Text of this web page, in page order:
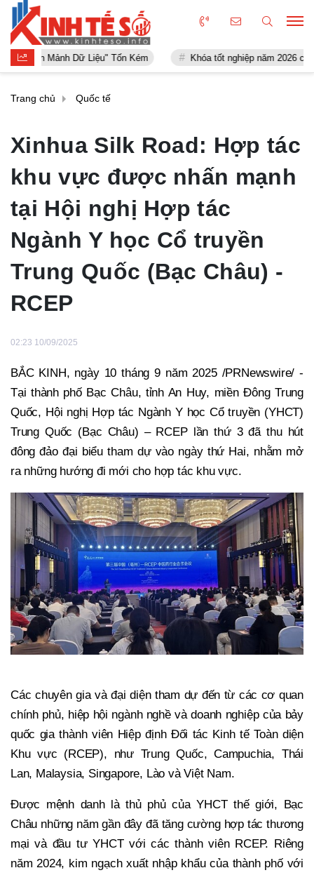
Dữ Liệu" Tốn Kém Khóa tốt nghiệp năm 2026 của ISHCMC
Trang chủ Quốc tế
Xinhua Silk Road: Hợp tác
khu vực được nhấn mạnh
tại Hội nghị Hợp tác
Ngành Y học Cổ truyền
Trung Quốc (Bạc Châu) -
RCEP
02:23 10/09/2025
BẮC KINH, ngày 10 tháng 9 năm 2025 /PRNewswire/ -
Tại thành phố Bạc Châu, tỉnh An Huy, miền Đông Trung
Quốc, Hội nghị Hợp tác Ngành Y học Cổ truyền (YHCT)
Trung Quốc (Bạc Châu) – RCEP lần thứ 3 đã thu hút
đông đảo đại biểu tham dự vào ngày thứ Hai, nhằm mở
ra những hướng đi mới cho hợp tác khu vực.
Các chuyên gia và đại diện tham dự đến từ các cơ quan
chính phủ, hiệp hội ngành nghề và doanh nghiệp của bảy
quốc gia thành viên Hiệp định Đối tác Kinh tế Toàn diện
Khu vực (RCEP), như Trung Quốc, Campuchia, Thái
Lan, Malaysia, Singapore, Lào và Việt Nam.
Được mệnh danh là thủ phủ của YHCT thế giới, Bạc
Châu những năm gần đây đã tăng cường hợp tác thương
mại và đầu tư YHCT với các thành viên RCEP. Riêng
năm 2024, kim ngạch xuất nhập khẩu của thành phố với